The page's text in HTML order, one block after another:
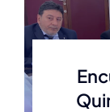
Estatuto